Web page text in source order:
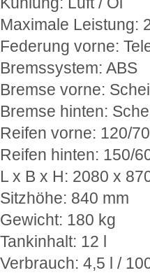
Maximale Leistung:
Federung vorne:
Bremssystem: ABS
Bremse vorne:
Bremse hinten:
Reifen vorne: 120/
Reifen hinten: 150/
L x B x H: 2080 x
Sitzhöhe: 840 mm
Gewicht: 180 kg
Tankinhalt: 12 l
Verbrauch: 4,5 l /